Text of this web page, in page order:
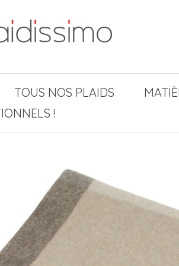
TOUS NOS PLAIDS
!